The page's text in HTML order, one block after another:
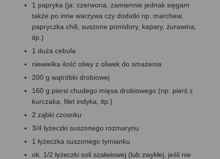
1 papryka (ja: czerwona, zamiennie jednak sięgam
także po inne warzywa czy dodatki np. marchew,
papryczka chili, suszone pomidory, kapary, żurawina,
itp.)
1 duża cebula
niewielka ilość oliwy z oliwek do smażenia
200 g wątróbki drobiowej
160 g piersi chudego mięsa drobiowego (np. pierś z
kurczaka, filet indyka, itp.)
2 ząbki czosnku
3/4 łyżeczki suszonego rozmarynu
1 łyżeczka suszonego tymianku
ok. 1/2 łyżeczki soli szałwiowej (lub zwykłej, jeśli nie